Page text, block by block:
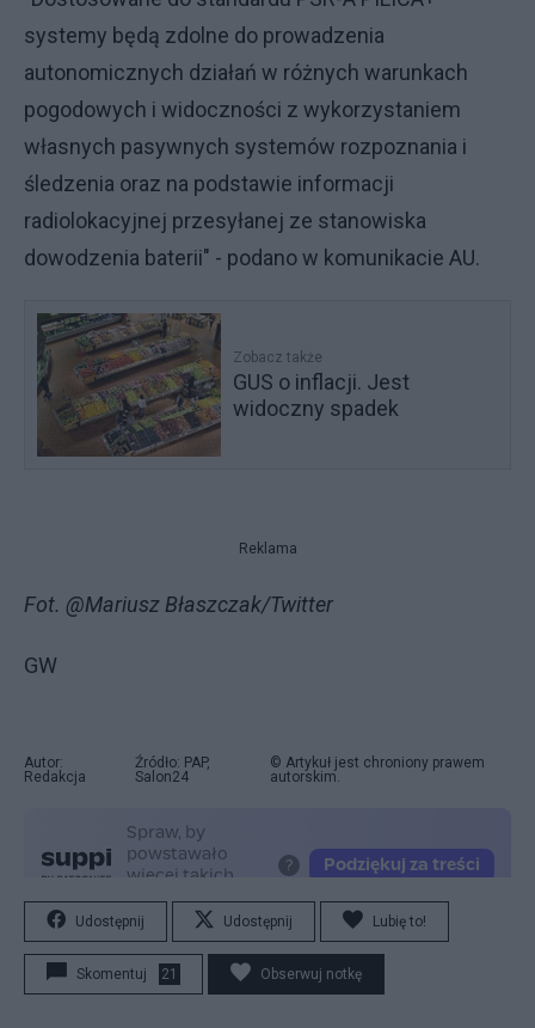
systemy będą zdolne do prowadzenia
autonomicznych działań w różnych warunkach
pogodowych i widoczności z wykorzystaniem
własnych pasywnych systemów rozpoznania i
śledzenia oraz na podstawie informacji
radiolokacyjnej przesyłanej ze stanowiska
dowodzenia baterii" - podano w komunikacie AU.
Zobacz także
GUS o inflacji. Jest
widoczny spadek
Reklama
Fot. @Mariusz Błaszczak/Twitter
GW
Autor:
Redakcja
Źródło: PAP,
Salon24
© Artykuł jest chroniony prawem
autorskim.
Udostępnij Udostępnij Lubię to!
Skomentuj 21 Obserwuj notkę